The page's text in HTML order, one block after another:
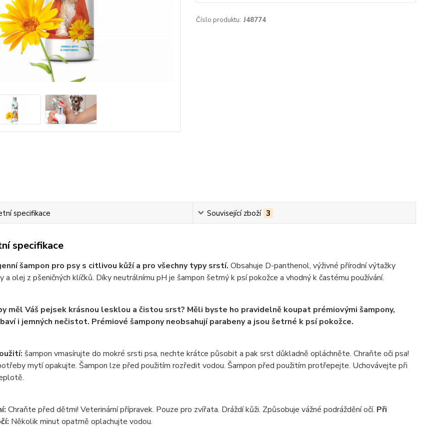
Číslo produktu: J48774
specifikace Související zboží 3
specifikace
šampon pro psy s citlivou kůží a pro všechny typy srstí. Obsahuje D-panthenol, výživné přírodní výtažky
a olej z pšeničných klíčků. Díky neutrálnímu pH je šampon šetrný k psí pokožce a vhodný k častému používání.
měl Váš pejsek krásnou lesklou a čistou srst? Měli byste ho pravidelně koupat prémiovými šampony,
i jemných nečistot. Prémiové šampony neobsahují parabeny a jsou šetrné k psí pokožce.
šampon vmasírujte do mokré srsti psa, nechte krátce působit a pak srst důkladně opláchněte. Chraňte oči psa!
mytí opakujte. Šampon lze před použitím rozředit vodou. Šampon před použitím protřepejte. Uchovávejte při
Chraňte před dětmi! Veterinární přípravek. Pouze pro zvířata. Dráždí kůži. Způsobuje vážné podráždění očí. Při
Několik minut opatrně oplachujte vodou.